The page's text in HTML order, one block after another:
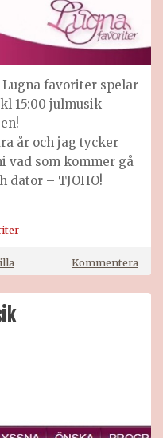
Lugna favoriter spelar
15:00 julmusik
år och jag tycker
vad som kommer gå
dator – TJOHO!
Kommenterapå